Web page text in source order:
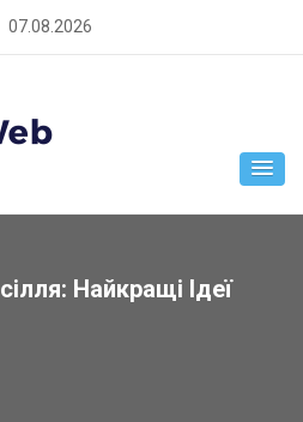
07.08.2026
Найкращі Ідеї